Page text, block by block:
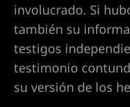
involucrado. Si
también su
testigos
testimonio
su versión de los